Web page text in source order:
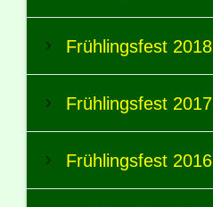
Frühlingsfest 2018
Frühlingsfest 2017
Frühlingsfest 2016